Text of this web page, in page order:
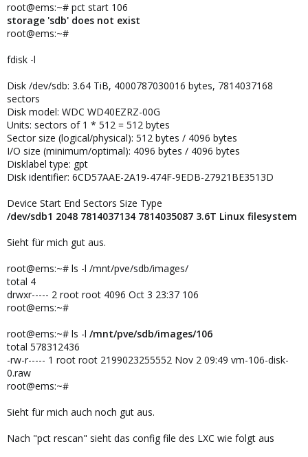
root@ems:~# pct start 106
storage 'sdb' does not exist
root@ems:~#
fdisk -l
Disk /dev/sdb: 3.64 TiB, 4000787030016 bytes, 7814037168
sectors
Disk model: WDC WD40EZRZ-00G
Units: sectors of 1 * 512 = 512 bytes
Sector size (logical/physical): 512 bytes / 4096 bytes
I/O size (minimum/optimal): 4096 bytes / 4096 bytes
Disklabel type: gpt
Disk identifier: 6CD57AAE-2A19-474F-9EDB-27921BE3513D
Device Start End Sectors Size Type
/dev/sdb1 2048 7814037134 7814035087 3.6T Linux filesystem
Sieht für mich gut aus.
root@ems:~# ls -l /mnt/pve/sdb/images/
total 4
drwxr----- 2 root root 4096 Oct 3 23:37 106
root@ems:~#
root@ems:~# ls -l /mnt/pve/sdb/images/106
total 578312436
-rw-r----- 1 root root 2199023255552 Nov 2 09:49 vm-106-disk-
0.raw
root@ems:~#
Sieht für mich auch noch gut aus.
Nach "pct rescan" sieht das config file des LXC wie folgt aus